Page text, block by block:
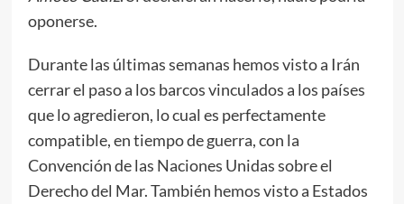
oponerse.
Durante las últimas semanas hemos visto a Irán
cerrar el paso a los barcos vinculados a los países
que lo agredieron, lo cual es perfectamente
compatible, en tiempo de guerra, con la
Convención de las Naciones Unidas sobre el
Derecho del Mar. También hemos visto a Estados